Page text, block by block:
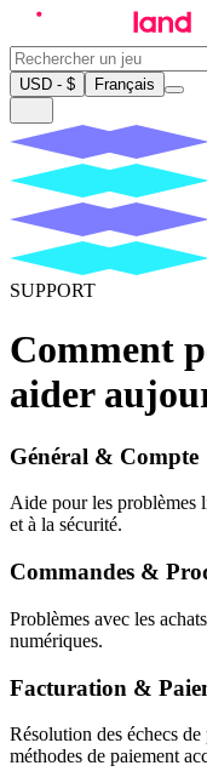
USD - $ Français
SUPPORT
Comment
aider
Général & Compte
Aide pour les problèmes
et à la sécurité.
Commandes &
Problèmes avec les
numériques.
Facturation &
Résolution des échecs
méthodes de paiement